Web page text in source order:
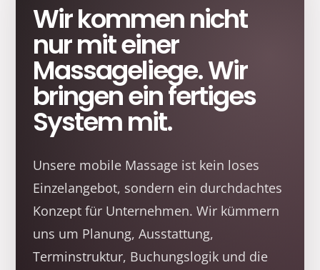
Wir kommen nicht
nur mit einer
Massageliege. Wir
bringen ein fertiges
System mit.
Unsere mobile Massage ist kein loses
Einzelangebot, sondern ein durchdachtes
Konzept für Unternehmen. Wir kümmern
uns um Planung, Ausstattung,
Terminstruktur, Buchungslogik und die